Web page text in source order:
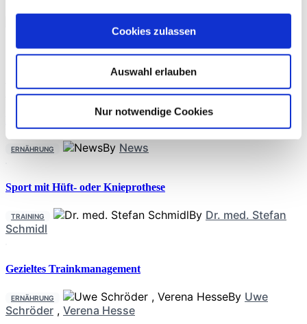
Cookies zulassen
Auswahl erlauben
Nur notwendige Cookies
THERAPIE
Prof. Dr. phil. Daniel Niederer
med. Christoph Offerhaus,Alexander Glowa
Sportwiss. Christiane Wilke
ERNÄHRUNG By News
Sport mit Hüft- oder Knieprothese
TRAINING By Dr. med. Stefan
Schmidl
Gezieltes Trainkmanagement
ERNÄHRUNG By Uwe
Schröder , Verena Hesse